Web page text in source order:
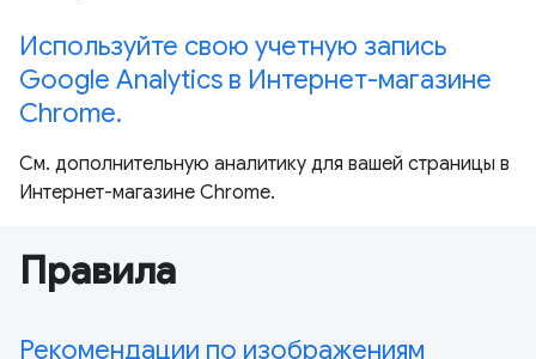
Используйте свою учетную запись
Google Analytics в Интернет-магазине
Chrome.
См. дополнительную аналитику для вашей страницы в
Интернет-магазине Chrome.
Правила
Рекомендации по изображениям